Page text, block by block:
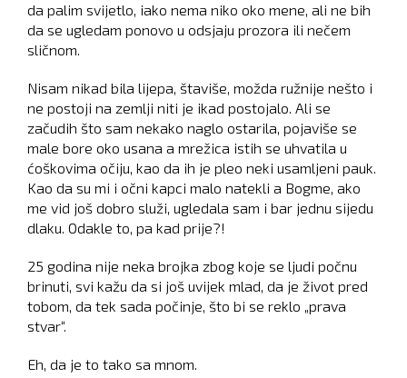
da palim svijetlo, iako nema niko oko mene, ali ne bih
da se ugledam ponovo u odsjaju prozora ili nečem
sličnom.
Nisam nikad bila lijepa, štaviše, možda ružnije nešto i
ne postoji na zemlji niti je ikad postojalo. Ali se
začudih što sam nekako naglo ostarila, pojaviše se
male bore oko usana a mrežica istih se uhvatila u
ćoškovima očiju, kao da ih je pleo neki usamljeni pauk.
Kao da su mi i očni kapci malo natekli a Bogme, ako
me vid još dobro služi, ugledala sam i bar jednu sijedu
dlaku. Odakle to, pa kad prije?!
25 godina nije neka brojka zbog koje se ljudi počnu
brinuti, svi kažu da si još uvijek mlad, da je život pred
tobom, da tek sada počinje, što bi se reklo „prava
stvar“.
Eh, da je to tako sa mnom.